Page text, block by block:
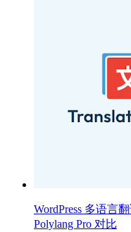
WordPress 多语言
Polylang Pro 对比